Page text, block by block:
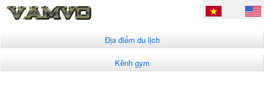
Địa điểm du lịch
Kênh gym